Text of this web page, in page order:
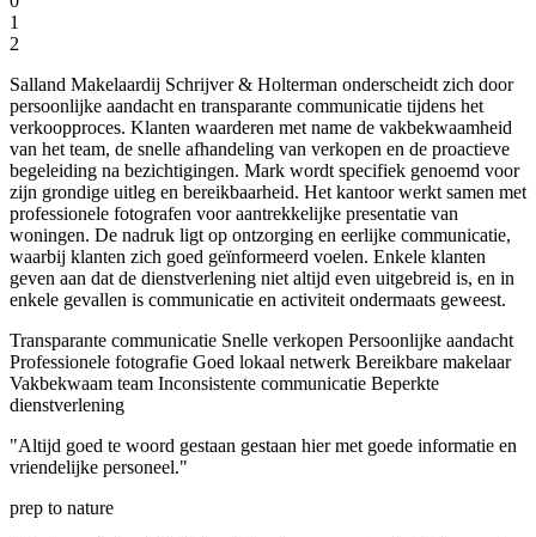
1
2
Salland Makelaardij Schrijver & Holterman onderscheidt zich door
persoonlijke aandacht en transparante communicatie tijdens het
verkoopproces. Klanten waarderen met name de vakbekwaamheid
van het team, de snelle afhandeling van verkopen en de proactieve
begeleiding na bezichtigingen. Mark wordt specifiek genoemd voor
zijn grondige uitleg en bereikbaarheid. Het kantoor werkt samen met
professionele fotografen voor aantrekkelijke presentatie van
woningen. De nadruk ligt op ontzorging en eerlijke communicatie,
waarbij klanten zich goed geïnformeerd voelen. Enkele klanten
geven aan dat de dienstverlening niet altijd even uitgebreid is, en in
enkele gevallen is communicatie en activiteit ondermaats geweest.
Transparante communicatie Snelle verkopen Persoonlijke aandacht
Professionele fotografie Goed lokaal netwerk Bereikbare makelaar
Vakbekwaam team Inconsistente communicatie Beperkte
dienstverlening
"Altijd goed te woord gestaan gestaan hier met goede informatie en
vriendelijke personeel."
prep to nature